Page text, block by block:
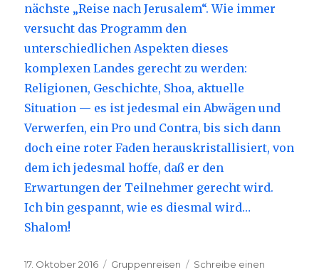
nächste „Reise nach Jerusalem“. Wie immer
versucht das Programm den
unterschiedlichen Aspekten dieses
komplexen Landes gerecht zu werden:
Religionen, Geschichte, Shoa, aktuelle
Situation — es ist jedesmal ein Abwägen und
Verwerfen, ein Pro und Contra, bis sich dann
doch eine roter Faden herauskristallisiert, von
dem ich jedesmal hoffe, daß er den
Erwartungen der Teilnehmer gerecht wird.
Ich bin gespannt, wie es diesmal wird…
Shalom!
Veröffentlicht
17. Oktober 2016 Kategorien
Gruppenreisen
Schreibe einen